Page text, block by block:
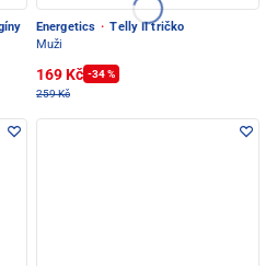
Energetics · Telly II tričko
Muži
169 Kč -34 %
259 Kč